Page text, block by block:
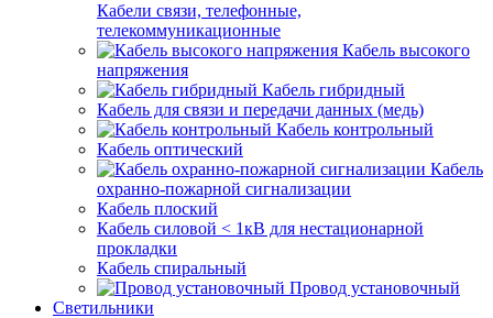
Кабели связи, телефонные,
телекоммуникационные
Кабель высокого
напряжения
Кабель гибридный
Кабель для связи и передачи данных (медь)
Кабель контрольный
Кабель оптический
Кабель
охранно-пожарной сигнализации
Кабель плоский
Кабель силовой < 1кВ для нестационарной
прокладки
Кабель спиральный
Провод установочный
Светильники